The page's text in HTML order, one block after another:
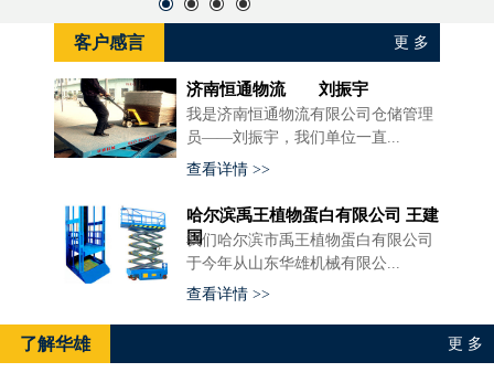
更 多
客户感言
济南恒通物流 刘振宇
我是济南恒通物流有限公司仓储管理
员——刘振宇，我们单位一直...
查看详情 >>
哈尔滨禹王植物蛋白有限公司 王建
国
我们哈尔滨市禹王植物蛋白有限公司
于今年从山东华雄机械有限公...
查看详情 >>
更 多
了解华雄